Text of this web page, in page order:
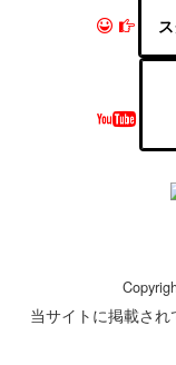
当サイトに掲載さ